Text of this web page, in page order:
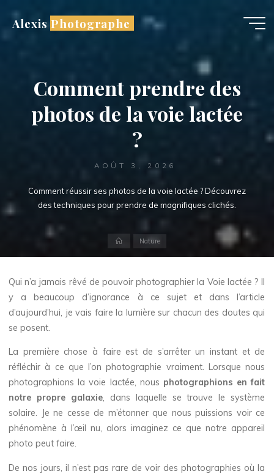
Alexis Photographe
Comment prendre des
photos de la voie lactée
?
AOÛT 3, 2026
AccueilNature
Comment réussir ses photos de la voie lactée ? Découvrez
des techniques pour prendre de magnifiques clichés.
Qui n’a jamais rêvé de pouvoir photographier la Voie lactée ? Il
y a beaucoup d’ignorance à ce sujet et dans l’article
d’aujourd’hui, je vais faire la lumière sur chacun des doutes qui
se posent.
La première chose à faire est de s’arrêter un instant et de
réfléchir à ce que l’on photographie vraiment. Lorsque nous
photographions la voie lactée, nous photographions en fait
notre propre galaxie, dans laquelle se trouve le système
solaire. Je ne cesse de m’étonner que nous puissions voir ce
phénomène à l’œil nu, alors imaginez ce que notre appareil
photo peut faire.
De nos jours, il n’est pas rare de voir des photographies où la